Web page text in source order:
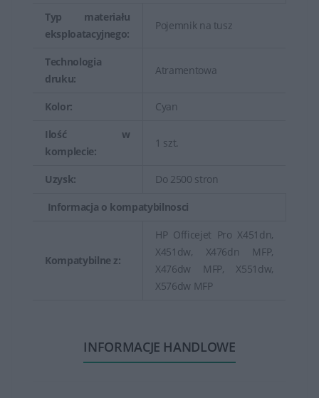
Typ materiału
eksploatacyjnego:
Pojemnik na tusz
Technologia
druku:
Atramentowa
Kolor: Cyan
Ilość w
komplecie:
1 szt.
Uzysk: Do 2500 stron
Informacja o kompatybilnosci
Kompatybilne z:
HP Officejet Pro X451dn,
X451dw, X476dn MFP,
X476dw MFP, X551dw,
X576dw MFP
INFORMACJE HANDLOWE